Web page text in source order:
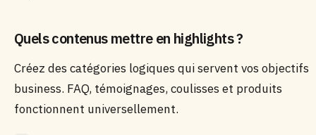
Quels contenus mettre en highlights ?
Créez des catégories logiques qui servent vos objectifs
business. FAQ, témoignages, coulisses et produits
fonctionnent universellement.